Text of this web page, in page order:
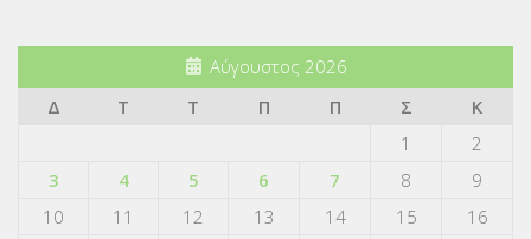
Αύγουστος 2026
Δ
Τ Τ Π Π Σ
Κ
1
2
3
4 5 6 7 8
9
10
11 12 13 14 15
16